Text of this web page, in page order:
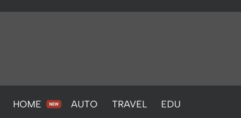
HOME AUTO TRAVEL EDU